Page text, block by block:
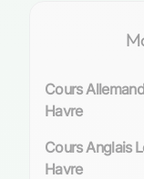
d’équipements
équipés qui
L’importance
programmes
Cours
Havre
Cours Anglais
Havre